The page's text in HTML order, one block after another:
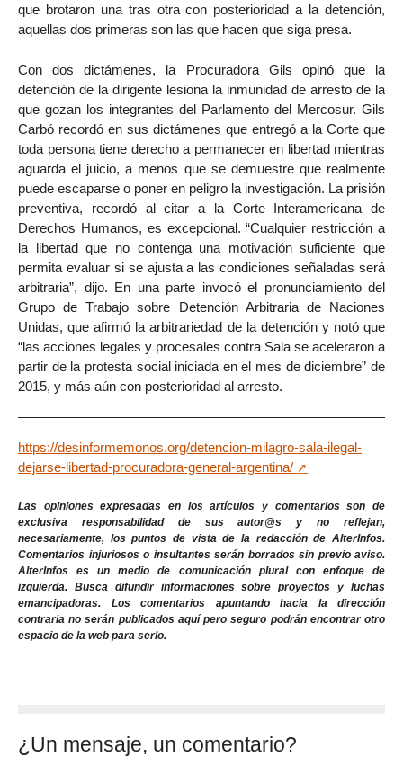
que brotaron una tras otra con posterioridad a la detención,
aquellas dos primeras son las que hacen que siga presa.
Con dos dictámenes, la Procuradora Gils opinó que la
detención de la dirigente lesiona la inmunidad de arresto de la
que gozan los integrantes del Parlamento del Mercosur. Gils
Carbó recordó en sus dictámenes que entregó a la Corte que
toda persona tiene derecho a permanecer en libertad mientras
aguarda el juicio, a menos que se demuestre que realmente
puede escaparse o poner en peligro la investigación. La prisión
preventiva, recordó al citar a la Corte Interamericana de
Derechos Humanos, es excepcional. “Cualquier restricción a
la libertad que no contenga una motivación suficiente que
permita evaluar si se ajusta a las condiciones señaladas será
arbitraria”, dijo. En una parte invocó el pronunciamiento del
Grupo de Trabajo sobre Detención Arbitraria de Naciones
Unidas, que afirmó la arbitrariedad de la detención y notó que
“las acciones legales y procesales contra Sala se aceleraron a
partir de la protesta social iniciada en el mes de diciembre” de
2015, y más aún con posterioridad al arresto.
https://desinformemonos.org/detencion-milagro-sala-ilegal-
dejarse-libertad-procuradora-general-argentina/
Las opiniones expresadas en los artículos y comentarios son de
exclusiva responsabilidad de sus autor@s y no reflejan,
necesariamente, los puntos de vista de la redacción de AlterInfos.
Comentarios injuriosos o insultantes serán borrados sin previo aviso.
AlterInfos es un medio de comunicación plural con enfoque de
izquierda. Busca difundir informaciones sobre proyectos y luchas
emancipadoras. Los comentarios apuntando hacia la dirección
contraria no serán publicados aquí pero seguro podrán encontrar otro
espacio de la web para serlo.
¿Un mensaje, un comentario?